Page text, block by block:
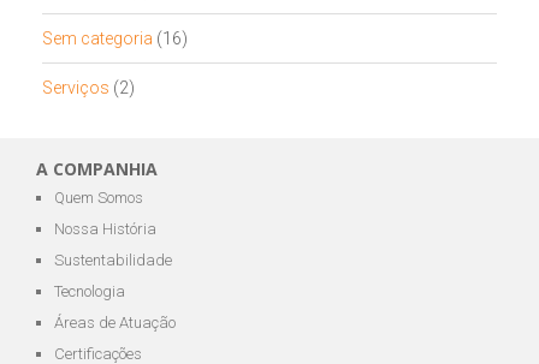
Sem categoria (16)
Serviços (2)
A COMPANHIA
Quem Somos
Nossa História
Sustentabilidade
Tecnologia
Áreas de Atuação
Certificações